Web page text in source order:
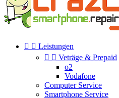
  Leistungen
  Veträge & Prepaid
o2
Vodafone
Computer Service
Smartphone Service